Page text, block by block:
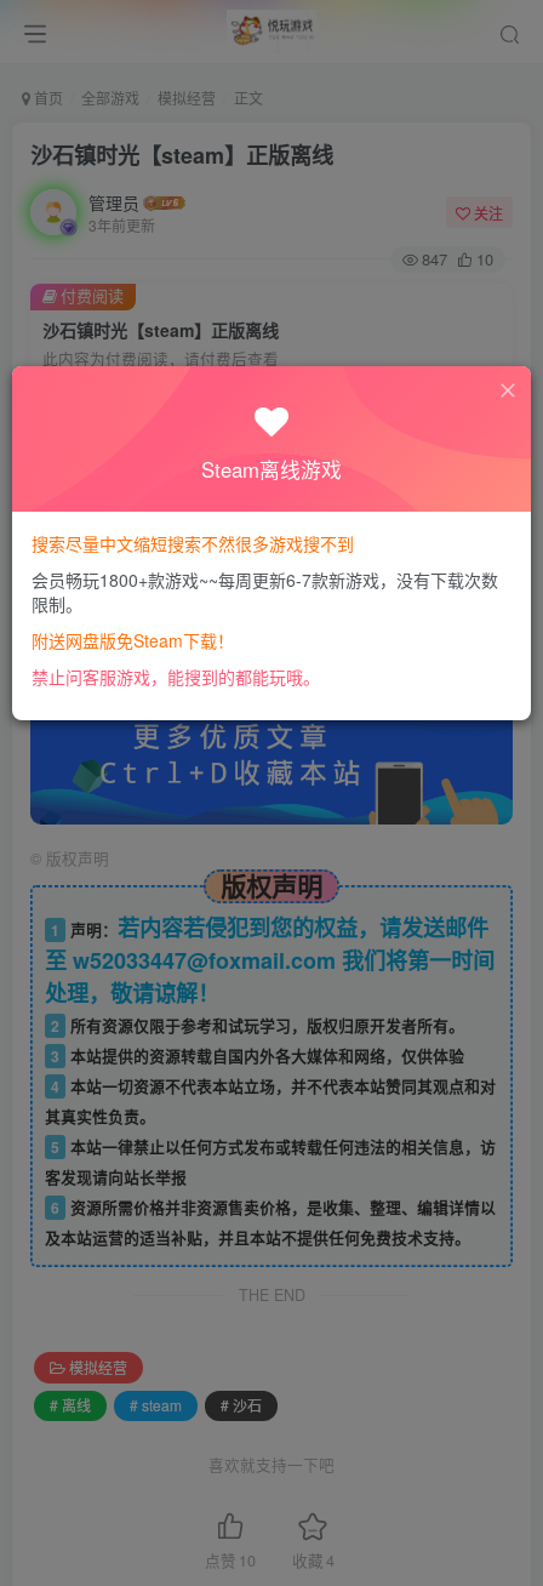
首页 全部游戏 模拟经营 正文
沙石镇时光【steam】正版离线
管理员
3年前更新
关注
847 10
沙石镇时光【steam】正版离线
此内容为付费阅读，请付费后查看
悦玩币 8
免费
您当前未登录！建议登陆后购买，可保存购买订单
付费阅读
账号密码错误或需要验证码，进售后扣裙1050974489
使用教程：
https://docs.qq.com/doc/DU0VHUUFRS2xDa1Jp
© 版权声明
版权声明
1 声明： 若内容若侵犯到您的权益，请发送邮件
至 w52033447@foxmail.com 我们将第一时间
处理，敬请谅解！
2
所有资源仅限于参考和试玩学习，版权归原开发者所有。
3 本站提供的资源转载自国内外各大媒体和网络，仅供体验
4 本站一切资源不代表本站立场，并不代表本站赞同其观点和对
其真实性负责。
5 本站一律禁止以任何方式发布或转载任何违法的相关信息，访
客发现请向站长举报
6
资源所需价格并非资源售卖价格，是收集、整理、编辑详情以
及本站运营的适当补贴，并且本站不提供任何免费技术支持。
THE END
模拟经营
# 离线
# steam # 沙石
喜欢就支持一下吧
点赞 10 收藏4
Steam离线游戏
搜索尽量中文缩短搜索不然很多游戏搜不到
会员畅玩1800+款游戏~~每周更新6-7款新游戏，没有下载次数
限制。
附送网盘版免Steam下载！
禁止问客服游戏，能搜到的都能玩哦。